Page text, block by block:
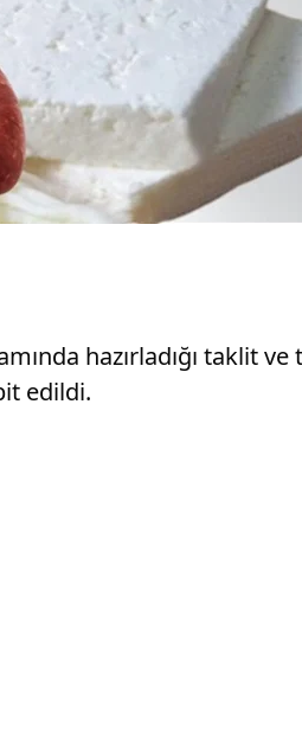
hazırladığı taklit
edildi.